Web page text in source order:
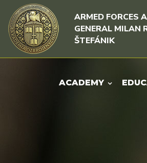
Skip to content
Skip to menu
ARMED FORCES
GENERAL MILAN
ŠTEFÁNIK
ACADEMY